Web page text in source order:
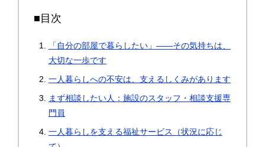
■目次
「自分の部屋で暮らしたい」――その気持ちは、
大切な一歩です
一人暮らしへの不安は、支えるしくみがあります
まず相談したい人：施設のスタッフ・相談支援専
門員
一人暮らしを支える福祉サービス（状況に応じ